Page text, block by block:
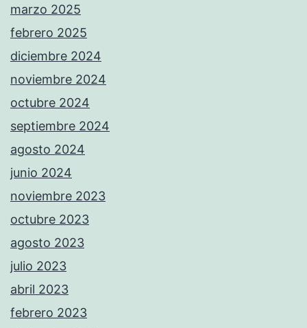
marzo 2025
febrero 2025
diciembre 2024
noviembre 2024
octubre 2024
septiembre 2024
agosto 2024
junio 2024
noviembre 2023
octubre 2023
agosto 2023
julio 2023
abril 2023
febrero 2023